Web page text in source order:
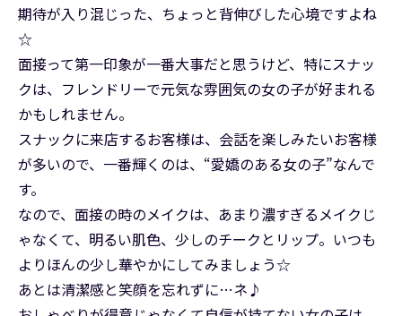
期待が入り混じった、ちょっと背伸びした心境ですよね
☆
面接って第一印象が一番大事だと思うけど、特にスナッ
クは、フレンドリーで元気な雰囲気の女の子が好まれる
かもしれません。
スナックに来店するお客様は、会話を楽しみたいお客様
が多いので、一番輝くのは、“愛嬌のある女の子”なんで
す。
なので、面接の時のメイクは、あまり濃すぎるメイクじ
ゃなくて、明るい肌色、少しのチークとリップ。いつも
よりほんの少し華やかにしてみましょう☆
あとは清潔感と笑顔を忘れずに…ネ♪